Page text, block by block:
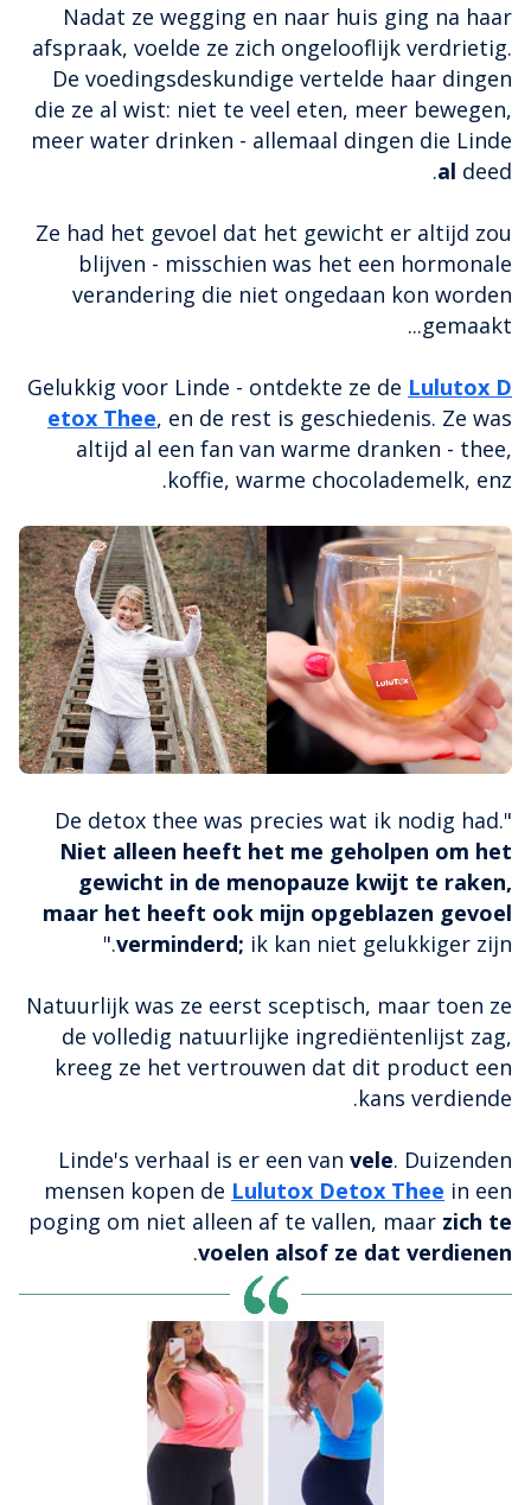
Nadat ze wegging en naar huis ging na haar
afspraak, voelde ze zich ongelooflijk verdrietig.
De voedingsdeskundige vertelde haar dingen
die ze al wist: niet te veel eten, meer bewegen,
meer water drinken - allemaal dingen die Linde
al deed.
Ze had het gevoel dat het gewicht er altijd zou
blijven - misschien was het een hormonale
verandering die niet ongedaan kon worden
gemaakt...
Gelukkig voor Linde - ontdekte ze de Lulutox D
etox Thee, en de rest is geschiedenis. Ze was
altijd al een fan van warme dranken - thee,
koffie, warme chocolademelk, enz.
"De detox thee was precies wat ik nodig had.
Niet alleen heeft het me geholpen om het
gewicht in de menopauze kwijt te raken,
maar het heeft ook mijn opgeblazen gevoel
verminderd; ik kan niet gelukkiger zijn."
Natuurlijk was ze eerst sceptisch, maar toen ze
de volledig natuurlijke ingrediëntenlijst zag,
kreeg ze het vertrouwen dat dit product een
kans verdiende.
Linde's verhaal is er een van vele. Duizenden
mensen kopen de Lulutox Detox Thee in een
poging om niet alleen af te vallen, maar zich te
voelen alsof ze dat verdienen
.